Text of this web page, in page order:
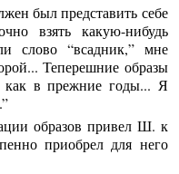
был представить себе
взять какую-нибудь
слово “всадник,” мне
Теперешние образы
как в прежние годы... Я
образов привел Ш. к
приобрел для него